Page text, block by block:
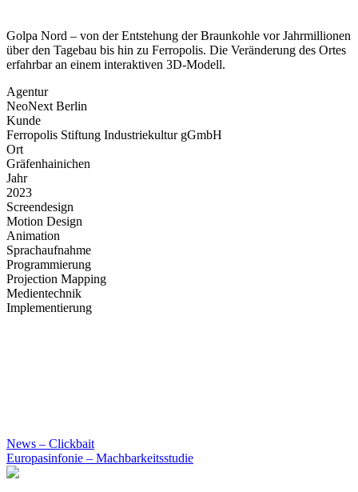
Golpa Nord – von der Entstehung der Braunkohle vor Jahrmillionen
über den Tagebau bis hin zu Ferropolis. Die Veränderung des Ortes
erfahrbar an einem interaktiven 3D-Modell.
Agentur
NeoNext Berlin
Kunde
Ferropolis Stiftung Industriekultur gGmbH
Ort
Gräfenhainichen
Jahr
2023
Screendesign
Motion Design
Animation
Sprachaufnahme
Programmierung
Projection Mapping
Medientechnik
Implementierung
News – Clickbait
Europasinfonie – Machbarkeitsstudie